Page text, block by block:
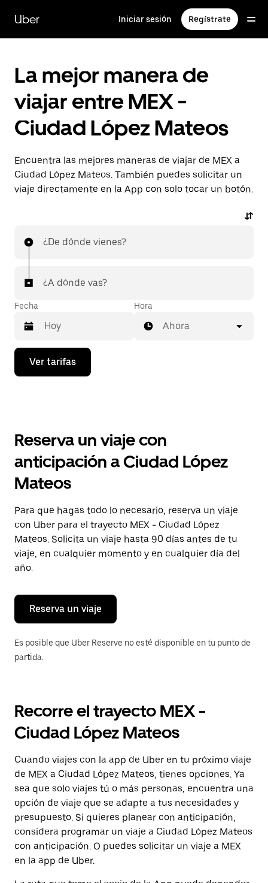
contenido
principal
Uber Iniciar sesión Regístrate
La mejor manera de
viajar entre MEX -
Ciudad López Mateos
Encuentra las mejores maneras de viajar de MEX a
Ciudad López Mateos. También puedes solicitar un
viaje directamente en la App con solo tocar un botón.
¿De dónde vienes?
¿A dónde vas?
Fecha
Presiona
flecha
el
y
selecciona
una
Presiona
la
tecla Esc
para
cerrar
el
calendario.
Hora
Ahora
Ver tarifas
Reserva un viaje con
anticipación a Ciudad López
Mateos
Para que hagas todo lo necesario, reserva un viaje
con Uber para el trayecto MEX - Ciudad López
Mateos. Solicita un viaje hasta 90 días antes de tu
viaje, en cualquier momento y en cualquier día del
año.
Reserva un viaje
Es posible que Uber Reserve no esté disponible en tu punto de
partida.
Recorre el trayecto MEX -
Ciudad López Mateos
Cuando viajes con la app de Uber en tu próximo viaje
de MEX a Ciudad López Mateos, tienes opciones. Ya
sea que solo viajes tú o más personas, encuentra una
opción de viaje que se adapte a tus necesidades y
presupuesto. Si quieres planear con anticipación,
considera programar un viaje a Ciudad López Mateos
con anticipación. O puedes solicitar un viaje a MEX
en la app de Uber.